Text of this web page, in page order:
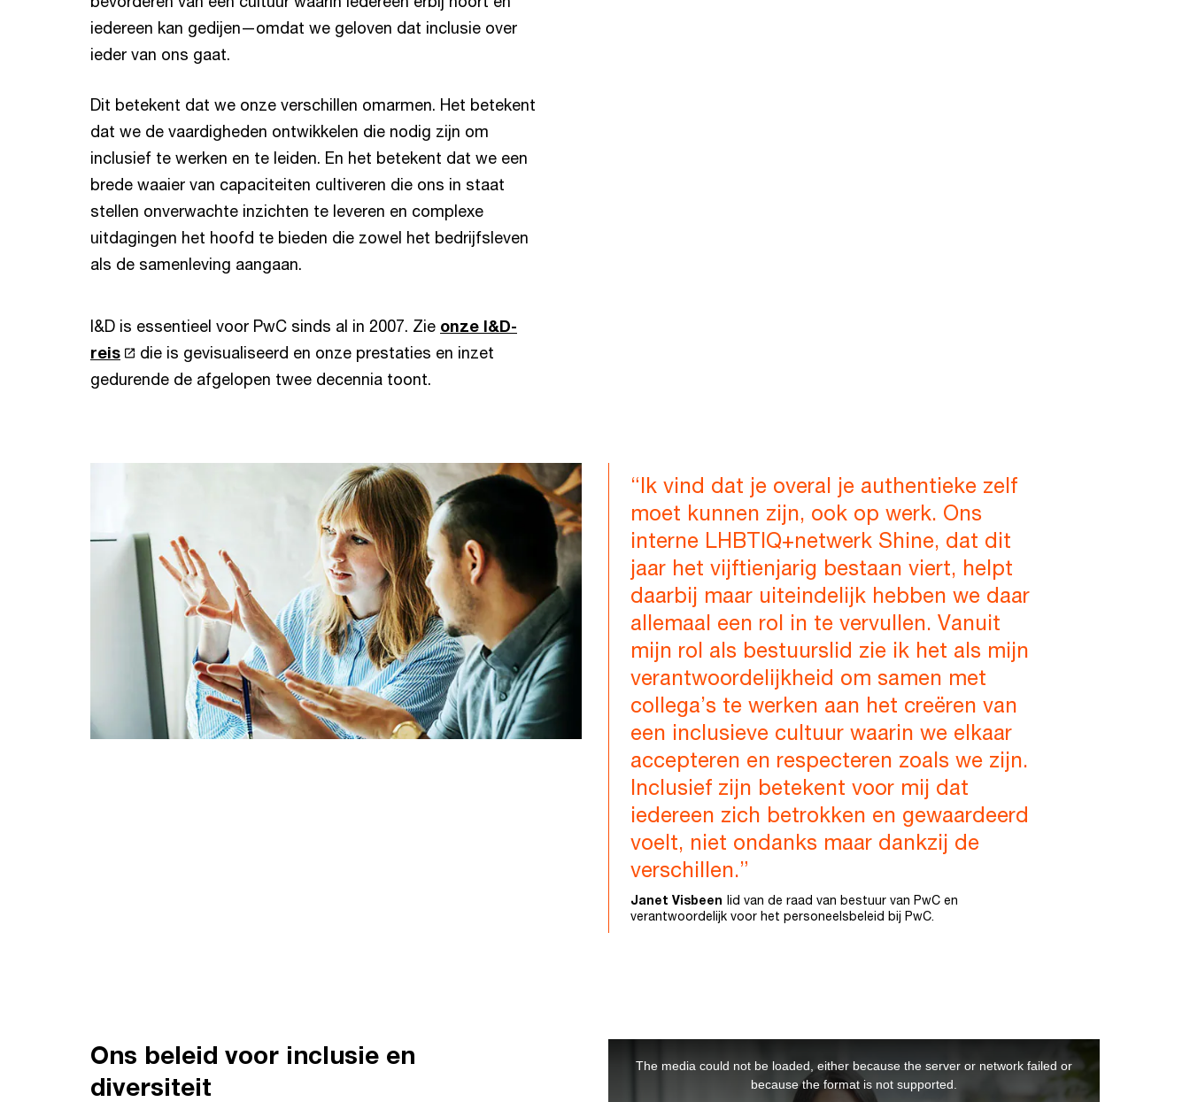
iedereen kan gedijen—omdat we geloven dat inclusie over
ieder van ons gaat.
Dit betekent dat we onze verschillen omarmen. Het betekent
dat we de vaardigheden ontwikkelen die nodig zijn om
inclusief te werken en te leiden. En het betekent dat we een
brede waaier van capaciteiten cultiveren die ons in staat
stellen onverwachte inzichten te leveren en complexe
uitdagingen het hoofd te bieden die zowel het bedrijfsleven
als de samenleving aangaan.
I&D is essentieel voor PwC sinds al in 2007. Zie onze I&D-
reis
die is gevisualiseerd en onze prestaties en inzet
gedurende de afgelopen twee decennia toont.
“Ik vind dat je overal je authentieke zelf
moet kunnen zijn, ook op werk. Ons
interne LHBTIQ+netwerk Shine, dat dit
jaar het vijftienjarig bestaan viert, helpt
daarbij maar uiteindelijk hebben we daar
allemaal een rol in te vervullen. Vanuit
mijn rol als bestuurslid zie ik het als mijn
verantwoordelijkheid om samen met
collega’s te werken aan het creëren van
een inclusieve cultuur waarin we elkaar
accepteren en respecteren zoals we zijn.
Inclusief zijn betekent voor mij dat
iedereen zich betrokken en gewaardeerd
voelt, niet ondanks maar dankzij de
verschillen.”
Janet Visbeen lid van de raad van bestuur van PwC en
verantwoordelijk voor het personeelsbeleid bij PwC.
Ons beleid voor inclusie en
diversiteit
The media could not be loaded, either because the server or network failed or
because the format is not supported.